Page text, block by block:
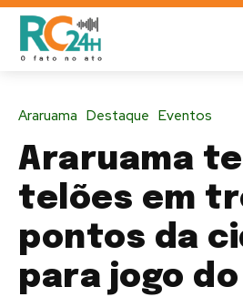
Araruama Destaque Eventos
Araruama
telões em
pontos da
para jogo